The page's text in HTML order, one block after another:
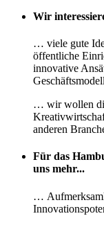
Wir
… viele gute
öffentliche
innovative
… wir wollen
anderen
Für das
uns mehr...
…